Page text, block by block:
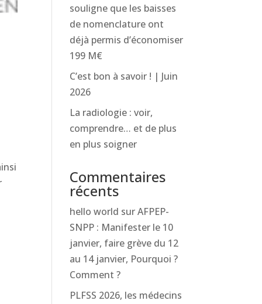
souligne que les baisses
de nomenclature ont
déjà permis d’économiser
199 M€
C’est bon à savoir ! | Juin
2026
La radiologie : voir,
comprendre… et de plus
en plus soigner
Commentaires
récents
hello world surAFPEP-
SNPP : Manifester le 10
janvier, faire grève du 12
au 14 janvier, Pourquoi ?
Comment ?
PLFSS 2026, les médecins